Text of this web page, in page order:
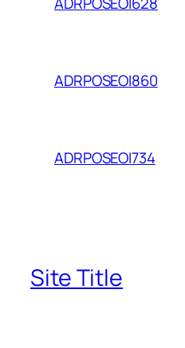
ADRPOSEOI860
ADRPOSEOI734
Site Title